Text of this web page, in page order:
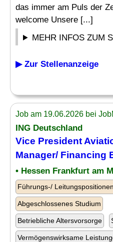
das immer am Puls der
welcome Unsere [...]
MEHR INFOS ZUM
▶ Zur Stellenanzeige
Job am 19.06.2026 bei
ING Deutschland
Vice President
Manager/ Financing
• Hessen Frankfurt am
Führungs-/ Leitungspositionen
Abgeschlossenes Studium
Betriebliche Altersvorsorge
Vermögenswirksame